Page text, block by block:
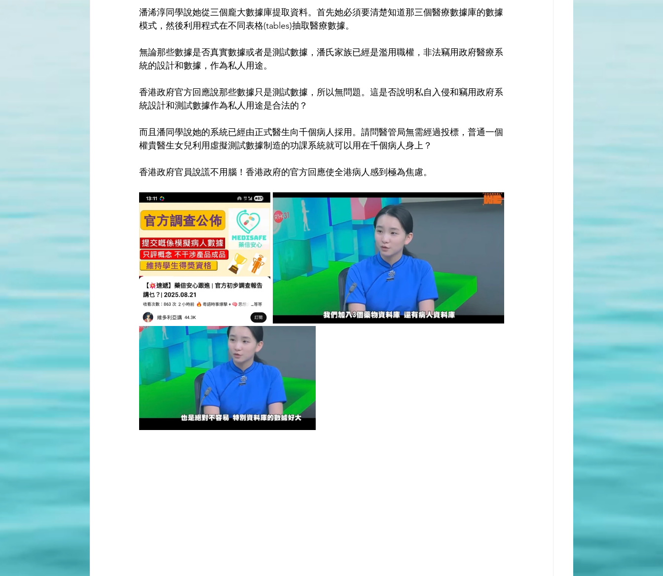
潘浠淳同學說她從三個龐大數據庫提取資料。首先她必須要清楚知道那三個醫療數據庫的數據
模式，然後利用程式在不同表格(tables)抽取醫療數據。
無論那些數據是否真實數據或者是測試數據，潘氏家族已經是濫用職權，非法竊用政府醫療系
統的設計和數據，作為私人用途。
香港政府官方回應說那些數據只是測試數據，所以無問題。這是否說明私自入侵和竊用政府系
統設計和測試數據作為私人用途是合法的？
而且潘同學說她的系統已經由正式醫生向千個病人採用。請問醫管局無需經過投標，普通一個
權貴醫生女兒利用虛擬測試數據制造的功課系統就可以用在千個病人身上？
香港政府官員說謊不用腦！香港政府的官方回應使全港病人感到極為焦慮。